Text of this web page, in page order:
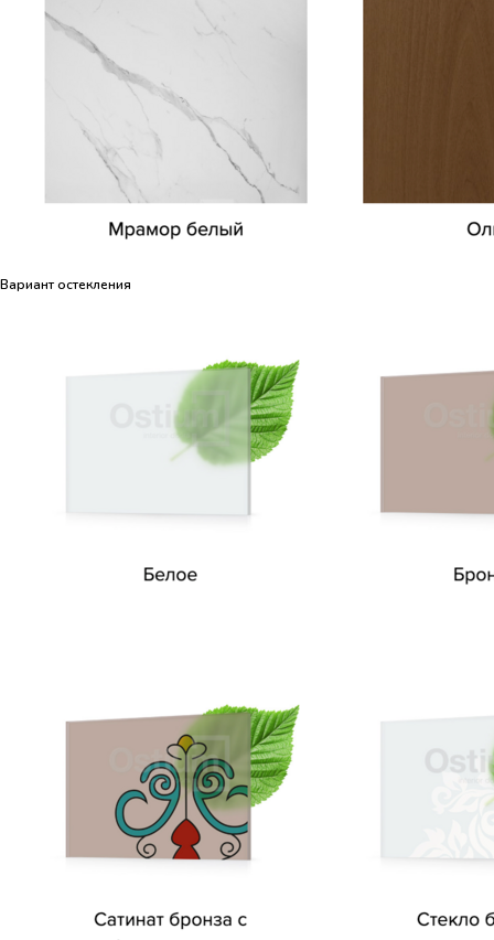
Вариант остекления